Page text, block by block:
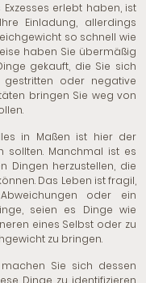
erlebt haben, ist
Einladung, allerdings
so schnell wie
haben Sie übermäßig
gekauft, die Sie sich
oder negative
bringen Sie weg von
in Maßen ist hier der
sollten. Manchmal ist es
Dingen herzustellen, die
Das Leben ist fragil,
oder ein
seien es Dinge wie
eines Selbst oder zu
zu bringen.
Sie sich dessen